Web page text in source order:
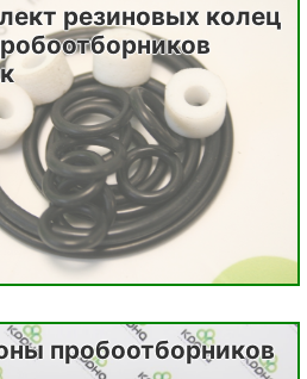
резиновых колец
пробоотборников